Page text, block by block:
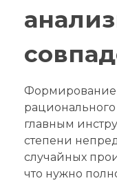
Формирование
главным
степени
случайных
что нужно